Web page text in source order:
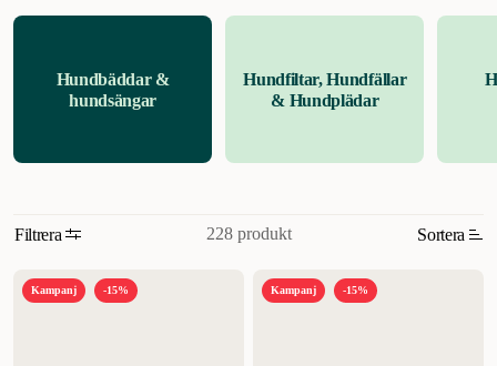
Hundbäddar &
hundsängar
Hundfiltar, Hundfällar
& Hundplädar
Filtrera 228 produkt Sortera
Relevans
Kampanj -15% Kampanj -15%